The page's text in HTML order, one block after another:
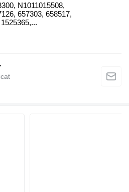
N1011015508,
657303, 658517,